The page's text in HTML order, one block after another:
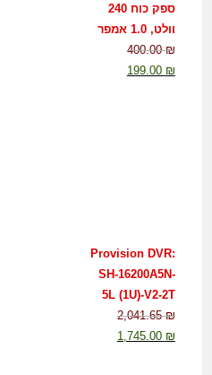
ספק כוח 240
וולט, 1.0 אמפר
400.00₪
199.00 ₪
Provision DVR:
SH-16200A5N-
5L (1U)-V2-2T
2,041.65₪
1,745.00 ₪